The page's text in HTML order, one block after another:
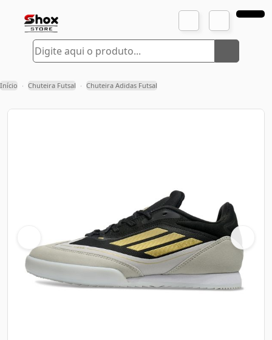
Início › Chuteira Futsal › Chuteira Adidas Futsal